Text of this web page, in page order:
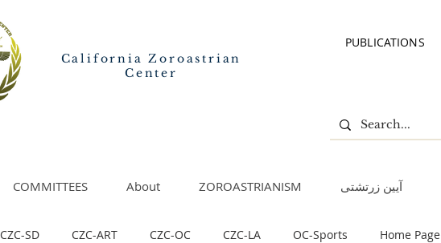
California Zoroastrian
Center
PUBLICATIONS
COMMITTEES About ZOROASTRIANISM آیین زرتشتی
CZC-SD CZC-ART CZC-OC CZC-LA OC-Sports Home Page